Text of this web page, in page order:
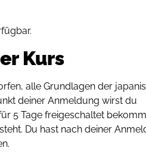
Kurs
alle Grundlagen der
deiner Anmeldung wirst du
5 Tage freigeschaltet
Du hast nach deiner